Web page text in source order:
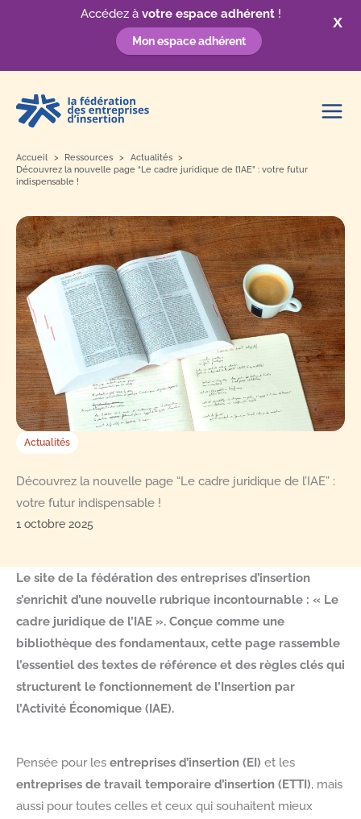
X
Accédez à votre espace adhérent!
Mon espace adhérent
contenu
Accueil Ressources
Actualités
Découvrez la nouvelle page “Le cadre juridique de l’IAE” : votre futur
indispensable !
Actualités
Découvrez la nouvelle page “Le cadre juridique de l’IAE” :
votre futur indispensable !
1 octobre 2025
Le site de la fédération des entreprises d’insertion
s’enrichit d’une nouvelle rubrique incontournable : « Le
cadre juridique de l’IAE ». Conçue comme une
bibliothèque des fondamentaux, cette page rassemble
l’essentiel des textes de référence et des règles clés qui
structurent le fonctionnement de l’Insertion par
l’Activité Économique (IAE).
Pensée pour les entreprises d’insertion (EI) et les
entreprises de travail temporaire d’insertion (ETTI), mais
aussi pour toutes celles et ceux qui souhaitent mieux